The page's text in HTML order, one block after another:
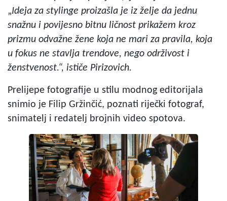
„Ideja za stylinge proizašla je iz želje da jednu
snažnu i povijesno bitnu ličnost prikažem kroz
prizmu odvažne žene koja ne mari za pravila, koja
u fokus ne stavlja trendove, nego održivost i
ženstvenost.“, ističe Pirizovich.
Prelijepe fotografije u stilu modnog editorijala
snimio je Filip Gržinčić, poznati riječki fotograf,
snimatelj i redatelj brojnih video spotova.